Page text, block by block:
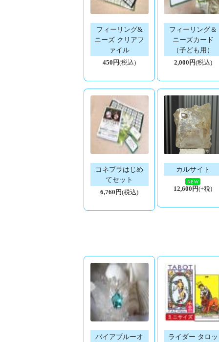
フィーリング&
ニーズ クリアフ
ァイル
450円(税込)
フィーリング＆
ニーズカード
（子ども用）
2,000円(税込)
コネプラはじめ
てセット
6,760円(税込)
カルサイト
12,600円(+税)
バイアブルーオ
ライダー タロッ